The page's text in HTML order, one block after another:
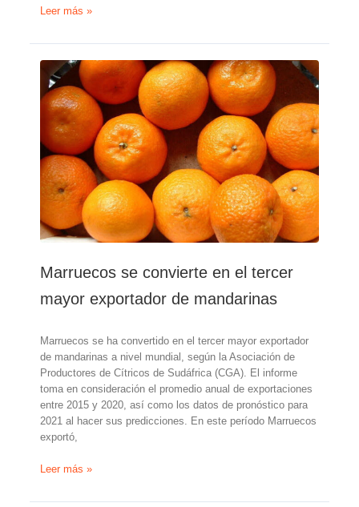
Marruecos,
proveedor
de
naranjas
España
Leer más »
Marruecos se convierte en el tercer
mayor exportador de mandarinas
Marruecos se ha convertido en el tercer mayor exportador
de mandarinas a nivel mundial, según la Asociación de
Productores de Cítricos de Sudáfrica (CGA). El informe
toma en consideración el promedio anual de exportaciones
entre 2015 y 2020, así como los datos de pronóstico para
2021 al hacer sus predicciones. En este período Marruecos
exportó,
Marruecos
convierte
Leer más »